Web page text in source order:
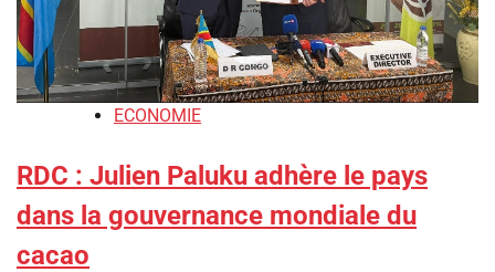
ECONOMIE
RDC : Julien Paluku adhère le pays
dans la gouvernance mondiale du
cacao